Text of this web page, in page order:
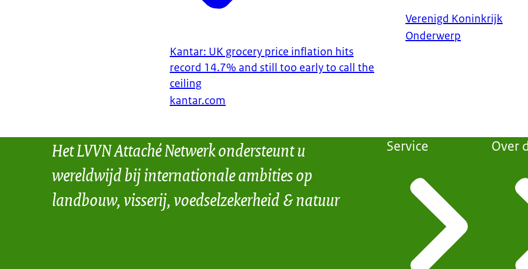
Kantar: UK grocery price inflation hits
record 14.7% and still too early to call the
ceiling
kantar.com
Verenigd Koninkrijk
Onderwerp
Het LVVN Attaché Netwerk ondersteunt u
wereldwijd bij internationale ambities op
landbouw, visserij, voedselzekerheid & natuur
Service Over